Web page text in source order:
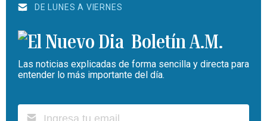
DE LUNES A VIERNES
Boletín A.M.
Las noticias explicadas de forma sencilla y directa para
entender lo más importante del día.